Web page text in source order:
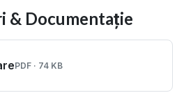
& Documentație
PDF · 74 KB